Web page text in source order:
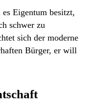
Eigentum besitzt,
schwer zu
sich der moderne
Bürger, er will